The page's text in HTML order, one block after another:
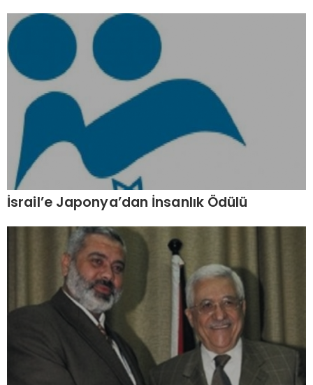
İsrail’e Japonya’dan İnsanlık Ödülü